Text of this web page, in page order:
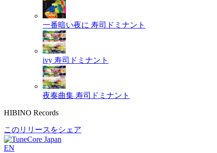
一番暗い夜に 寿司ドミナント
ivy 寿司ドミナント
夜奏曲集 寿司ドミナント
HIBINO Records
このリリースをシェア
EN